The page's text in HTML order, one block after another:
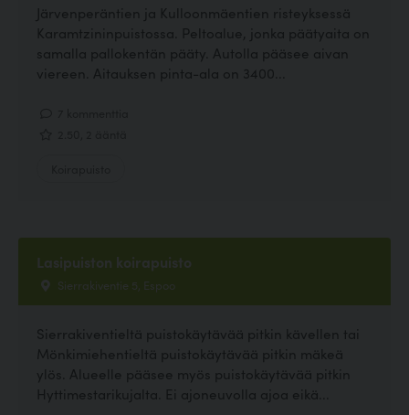
Järvenperäntien ja Kulloonmäentien risteyksessä
Karamtzininpuistossa. Peltoalue, jonka päätyaita on
samalla pallokentän pääty. Autolla pääsee aivan
viereen. Aitauksen pinta-ala on 3400...
Lasipuiston koirapuisto
Sierrakiventie 5, Espoo
Sierrakiventieltä puistokäytävää pitkin kävellen tai
Mönkimiehentieltä puistokäytävää pitkin mäkeä
ylös. Alueelle pääsee myös puistokäytävää pitkin
Hyttimestarikujalta. Ei ajoneuvolla ajoa eikä...